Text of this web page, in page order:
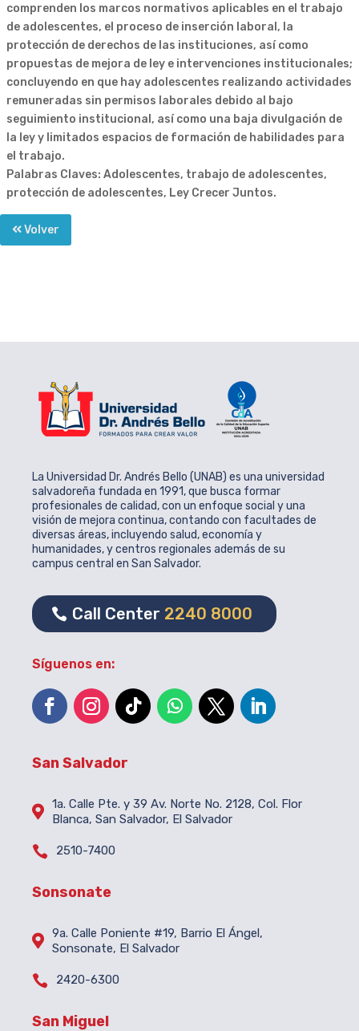
comprenden los marcos normativos aplicables en el trabajo
de adolescentes, el proceso de inserción laboral, la
protección de derechos de las instituciones, así como
propuestas de mejora de ley e intervenciones institucionales;
concluyendo en que hay adolescentes realizando actividades
remuneradas sin permisos laborales debido al bajo
seguimiento institucional, así como una baja divulgación de
la ley y limitados espacios de formación de habilidades para
el trabajo.
Palabras Claves: Adolescentes, trabajo de adolescentes,
protección de adolescentes, Ley Crecer Juntos.
Volver
La Universidad Dr. Andrés Bello (UNAB) es una universidad
salvadoreña fundada en 1991, que busca formar
profesionales de calidad, con un enfoque social y una
visión de mejora continua, contando con facultades de
diversas áreas, incluyendo salud, economía y
humanidades, y centros regionales además de su
campus central en San Salvador.
Call Center 2240 8000
Síguenos en:
San Salvador
 1a. Calle Pte. y 39 Av. Norte No. 2128, Col. Flor
Blanca, San Salvador, El Salvador
 2510-7400
Sonsonate
 9a. Calle Poniente #19, Barrio El Ángel,
Sonsonate, El Salvador
 2420-6300
San Miguel